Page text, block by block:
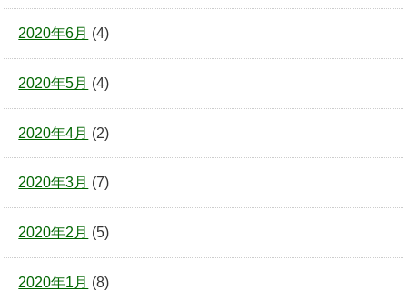
2020年6月 (4)
2020年5月 (4)
2020年4月 (2)
2020年3月 (7)
2020年2月 (5)
2020年1月 (8)